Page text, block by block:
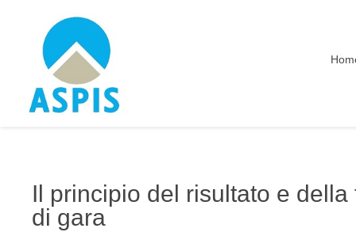
Il principio del risultato e
di gara